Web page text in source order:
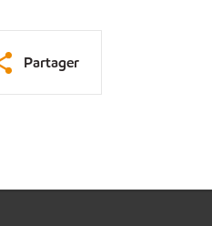
Partager